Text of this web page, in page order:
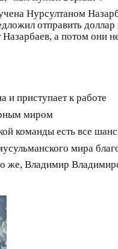
Нурсултаном
отправить
а потом
приступает к работе
миром
команды есть все
мира
Владимир